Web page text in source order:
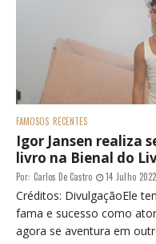
FAMOSOS RECENTES
Igor Jansen realiza
livro na Bienal do
Por: Carlos De Castro 14 Julho 2022
Créditos: DivulgaçãoEle
fama e sucesso como
agora se aventura em